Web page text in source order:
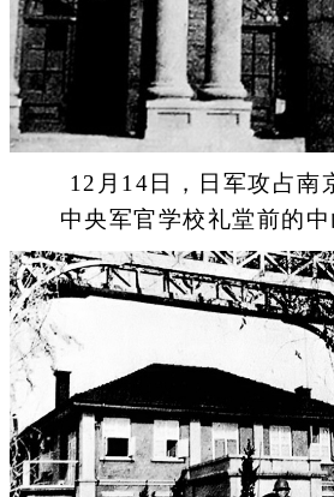
12月14日，日军攻占南
中央军官学校礼堂前的中